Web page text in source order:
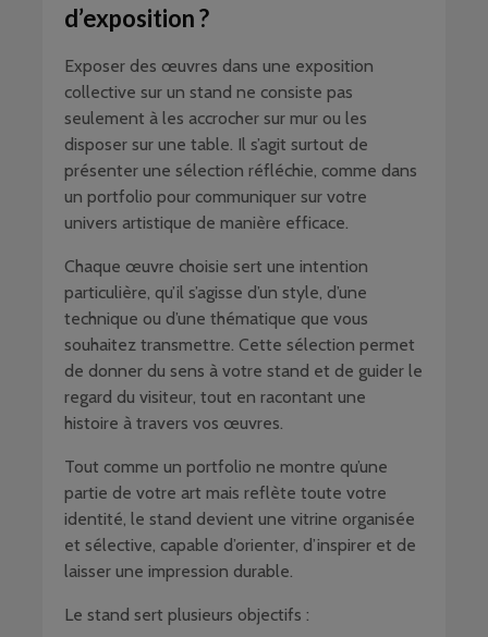
d’exposition ?
Exposer des œuvres dans une exposition
collective sur un stand ne consiste pas
seulement à les accrocher sur mur ou les
disposer sur une table. Il s’agit surtout de
présenter une sélection réfléchie, comme dans
un portfolio pour communiquer sur votre
univers artistique de manière efficace.
Chaque œuvre choisie sert une intention
particulière, qu’il s’agisse d’un style, d’une
technique ou d’une thématique que vous
souhaitez transmettre. Cette sélection permet
de donner du sens à votre stand et de guider le
regard du visiteur, tout en racontant une
histoire à travers vos œuvres.
Tout comme un portfolio ne montre qu’une
partie de votre art mais reflète toute votre
identité, le stand devient une vitrine organisée
et sélective, capable d’orienter, d’inspirer et de
laisser une impression durable.
Le stand sert plusieurs objectifs :